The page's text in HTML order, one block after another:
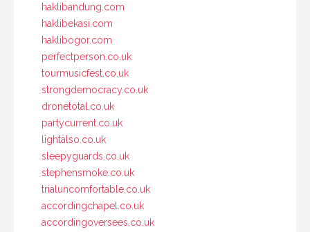
haklibandung.com
haklibekasi.com
haklibogor.com
perfectperson.co.uk
tourmusicfest.co.uk
strongdemocracy.co.uk
dronetotal.co.uk
partycurrent.co.uk
lightalso.co.uk
sleepyguards.co.uk
stephensmoke.co.uk
trialuncomfortable.co.uk
accordingchapel.co.uk
accordingoversees.co.uk